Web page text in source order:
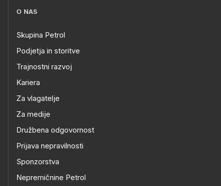
O NAS
Skupina Petrol
Podjetja in storitve
Trajnostni razvoj
Kariera
Za vlagatelje
Za medije
Družbena odgovornost
Prijava nepravilnosti
Sponzorstva
Nepremičnine Petrol